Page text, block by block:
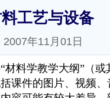
工艺与设备
2007年11月01日
材料学教学大纲”（
课件的图片、视频